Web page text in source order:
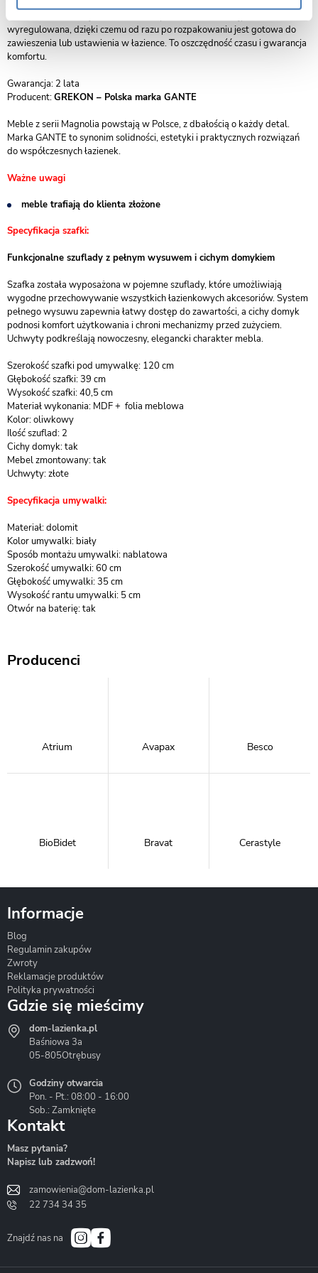
wyregulowana, dzięki czemu od razu po rozpakowaniu jest gotowa do
zawieszenia lub ustawienia w łazience. To oszczędność czasu i gwarancja
komfortu.
Gwarancja: 2 lata
Producent:GREKON – Polska marka GANTE
Meble z serii Magnolia powstają w Polsce, z dbałością o każdy detal.
Marka GANTE to synonim solidności, estetyki i praktycznych rozwiązań
do współczesnych łazienek.
Ważne uwagi
meble trafiają do klienta złożone
Specyfikacja szafki:
Funkcjonalne szuflady z pełnym wysuwem i cichym domykiem
Szafka została wyposażona w pojemne szuflady, które umożliwiają
wygodne przechowywanie wszystkich łazienkowych akcesoriów. System
pełnego wysuwu zapewnia łatwy dostęp do zawartości, a cichy domyk
podnosi komfort użytkowania i chroni mechanizmy przed zużyciem.
Uchwyty podkreślają nowoczesny, elegancki charakter mebla.
Szerokość szafki pod umywalkę: 120 cm
Głębokość szafki: 39 cm
Wysokość szafki: 40,5 cm
Materiał wykonania: MDF + folia meblowa
Kolor: oliwkowy
Ilość szuflad: 2
Cichy domyk: tak
Mebel zmontowany: tak
Uchwyty: złote
Specyfikacja umywalki:
Materiał: dolomit
Kolor umywalki: biały
Sposób montażu umywalki: nablatowa
Szerokość umywalki: 60 cm
Głębokość umywalki: 35 cm
Wysokość rantu umywalki: 5 cm
Otwór na baterię: tak
Producenci
Atrium Avapax Besco
BioBidet Bravat Cerastyle
Hydrostop
Liveno
Bath&Spa
Informacje
Blog
Regulamin zakupów
Zwroty
Reklamacje produktów
Polityka prywatności
Gdzie się mieścimy
dom-lazienka.pl
Baśniowa 3a
05-805Otrębusy
Godziny otwarcia
Pon. - Pt.: 08:00 - 16:00
Sob.: Zamknięte
Kontakt
Masz pytania?
Napisz lub zadzwoń!
zamowienia@dom-lazienka.pl
22 734 34 35
Znajdź nas na